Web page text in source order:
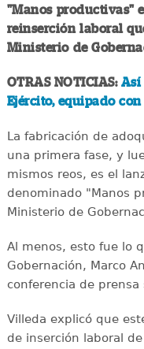
"Manos productivas"
reinserción laboral
Ministerio de
OTRAS NOTICIAS: Así
Ejército, equipado
La fabricación de
una primera fase, y
mismos reos, es el
denominado "Manos
Ministerio de
Al menos, esto fue lo
Gobernación, Marco
conferencia de
Villeda explicó que
de inserción laboral